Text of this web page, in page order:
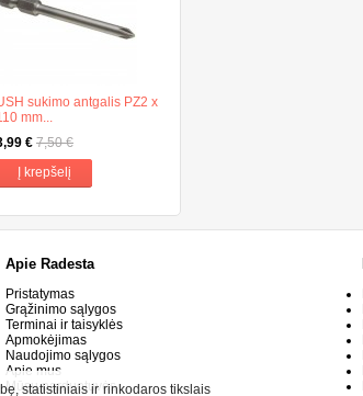
sukimo antgalis PZ2 x
mm...
€ 7,50 €
Į krepšelį
Apie Radesta
Pristatymas
Grąžinimo sąlygos
Terminai ir taisyklės
Apmokėjimas
Naudojimo sąlygos
Apie mus
Mūsų parduotuvės
statistiniais ir rinkodaros tikslais